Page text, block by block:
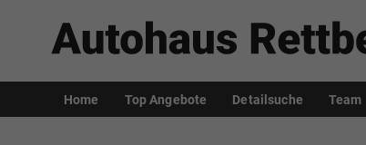
Home Top Angebote Detailsuche Team